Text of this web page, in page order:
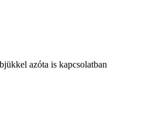
azóta is kapcsolatban